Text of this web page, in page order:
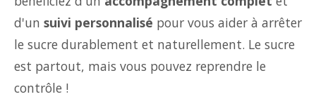
d'un suivi personnalisé pour vous aider à arrêter
le sucre durablement et naturellement. Le sucre
est partout, mais vous pouvez reprendre le
contrôle !